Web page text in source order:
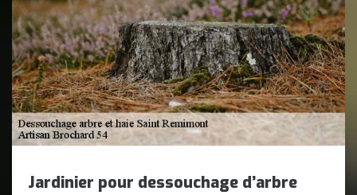
Jardinier pour dessouchage d’arbre